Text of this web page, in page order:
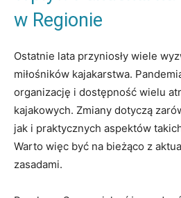
w Regionie
Ostatnie lata przyniosły wiele
miłośników kajakarstwa.
organizację i dostępność wielu
kajakowych. Zmiany dotyczą
jak i praktycznych aspektów
Warto więc być na bieżąco z
zasadami.